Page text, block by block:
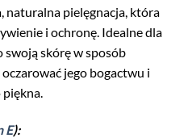
naturalna pielęgnacja, która
i ochronę. Idealne dla
swoją skórę w sposób
jego bogactwu i
E):